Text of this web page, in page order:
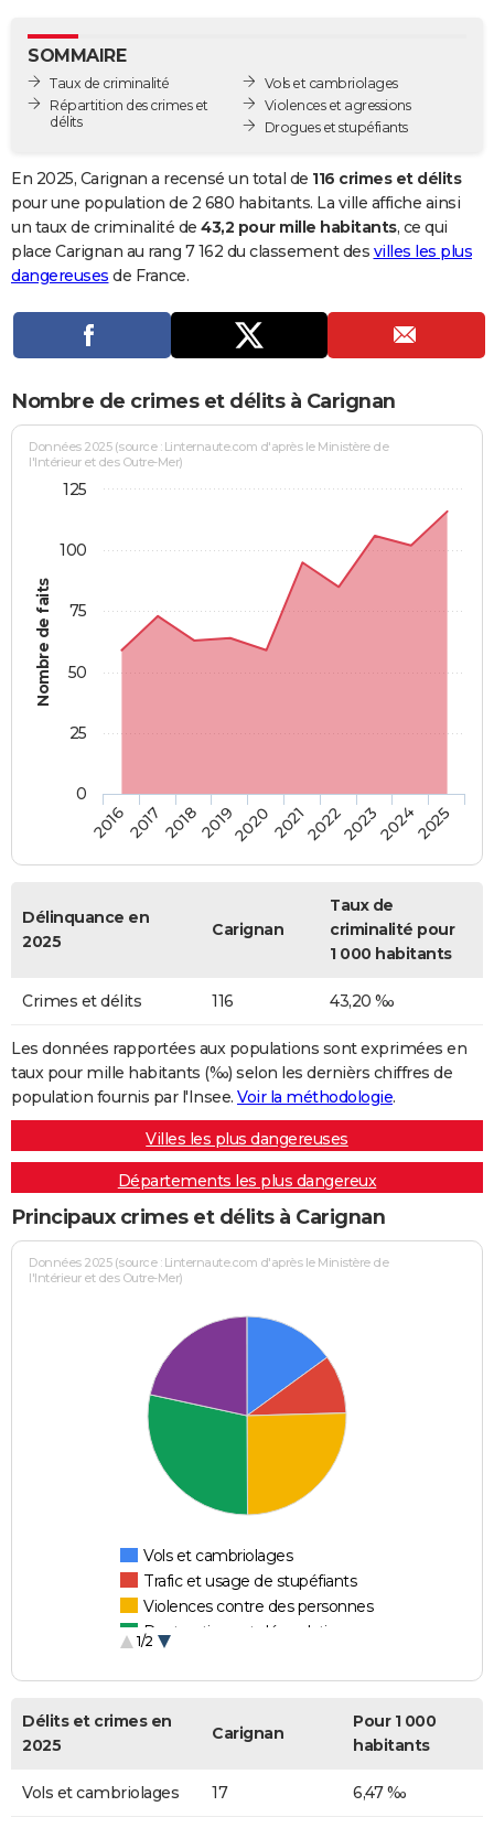
GUIDES D'ACHAT
BONS PLANS
Carte de Noël
Carte Bonne année
Carte Saint-Valentin
Carte Pâques
Carte d'anniversaire
DICTIONNAIRE
Dictionnaire
Biographies
Citations
Expressions
Proverbes
PROGRAMME TV
Se connecter
Entreprises
Service militaire
Avis de recherche
AVIS DE DÉCÈS
Bricolage
Lifestyle
Culture
Sport
Auto
Television
Voyage
Cinema
SOMMAIRE
Taux de criminalité
Répartition des crimes et
délits
Vols et cambriolages
Violences et agressions
Drogues et stupéfiants
En 2025, Carignan a recensé un total de 116 crimes et délits
pour une population de 2 680 habitants. La ville affiche ainsi
un taux de criminalité de 43,2 pour mille habitants, ce qui
place Carignan au rang 7 162 du classement des villes les plus
dangereuses de France.
Nombre de crimes et délits à Carignan
Nombre de faits
Données 2025 (source : Linternaute.com d'après le Ministère de
l'Intérieur et des Outre-Mer)
2016201720182019202020212022202320242025
0
25
50
75
100
125
Délinquance en
2025
Carignan
Taux de
criminalité pour
1 000 habitants
Crimes et délits 116 43,20 ‰
Les données rapportées aux populations sont exprimées en
taux pour mille habitants (‰) selon les dernièrs chiffres de
population fournis par l'Insee. Voir la méthodologie.
Villes les plus dangereuses
Départements les plus dangereux
Principaux crimes et délits à Carignan
Données 2025 (source : Linternaute.com d'après le Ministère de
l'Intérieur et des Outre-Mer)
Vols et cambriolages
Trafic et usage de stupéfiants
Violences contre des personnes
Destructions et dégradations
1/2
Délits et crimes en
2025
Carignan
Pour 1 000
habitants
Vols et cambriolages 17 6,47 ‰